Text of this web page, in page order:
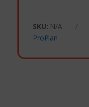
SKU: N/A
ProPlan